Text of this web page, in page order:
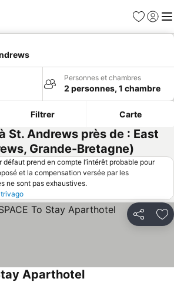
Favoris
Se
Personnes et chambres
2 personnes, 1 chambre
Filtrer Carte
St. Andrews près de : East
Grande-Bretagne)
prend en compte l’intérêt probable pour
et la compensation versée par les
ne sont pas exhaustives.
Partager
AparthotelConsulter les prix